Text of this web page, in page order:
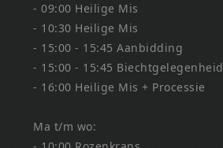
- 09:00 Heilige Mis
- 10:30 Heilige Mis
- 15:00 - 15:45 Aanbidding
- 15:00 - 15:45 Biechtgelegenheid
- 16:00 Heilige Mis + Processie
Ma t/m wo: